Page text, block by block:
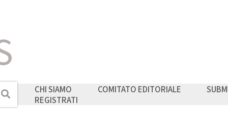
Cerca CHI SIAMO COMITATO EDITORIALE
REGISTRATI